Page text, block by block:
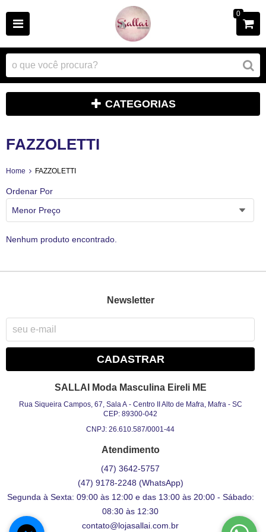
0
CATEGORIAS
FAZZOLETTI
Home FAZZOLETTI
Ordenar Por
Menor Preço
Nenhum produto encontrado.
Newsletter
CADASTRAR
SALLAI Moda Masculina Eireli ME
Rua Siqueira Campos, 67, Sala A- Centro II Alto de Mafra, Mafra - SC
CEP: 89300-042
CNPJ: 26.610.587/0001-44
Atendimento
(47) 3642-5757
(47) 9178-2248 (WhatsApp)
Segunda à Sexta: 09:00 às 12:00 e das 13:00 às 20:00 - Sábado:
08:30 às 12:30
contato@lojasallai.com.br